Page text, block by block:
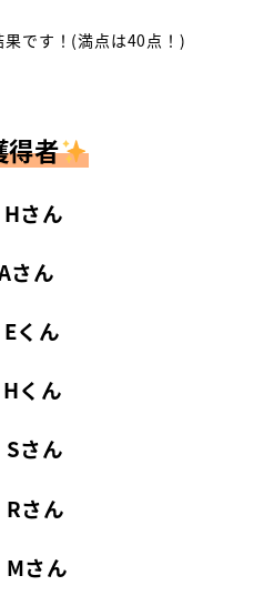
です！(満点は40点！)
得者
さん
ん
くん
くん
さん
さん
さん